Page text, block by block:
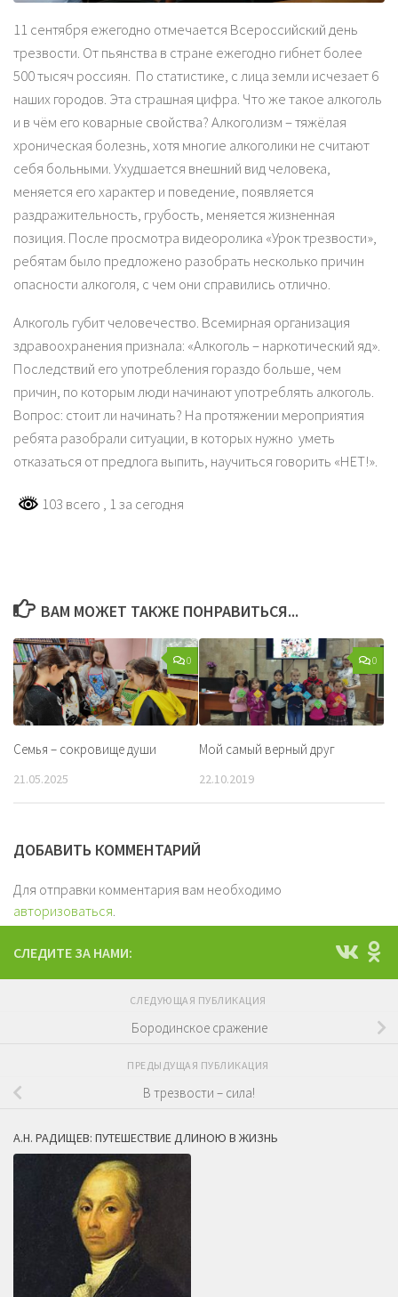
11 сентября ежегодно отмечается Всероссийский день
трезвости. От пьянства в стране ежегодно гибнет более
500 тысяч россиян. По статистике, с лица земли исчезает 6
наших городов. Эта страшная цифра. Что же такое алкоголь
и в чём его коварные свойства? Алкоголизм – тяжёлая
хроническая болезнь, хотя многие алкоголики не считают
себя больными. Ухудшается внешний вид человека,
меняется его характер и поведение, появляется
раздражительность, грубость, меняется жизненная
позиция. После просмотра видеоролика «Урок трезвости»,
ребятам было предложено разобрать несколько причин
опасности алкоголя, с чем они справились отлично.
Алкоголь губит человечество. Всемирная организация
здравоохранения признала: «Алкоголь – наркотический яд».
Последствий его употребления гораздо больше, чем
причин, по которым люди начинают употреблять алкоголь.
Вопрос: стоит ли начинать? На протяжении мероприятия
ребята разобрали ситуации, в которых нужно уметь
отказаться от предлога выпить, научиться говорить «НЕТ!».
103 всего , 1 за сегодня
ВАМ МОЖЕТ ТАКЖЕ ПОНРАВИТЬСЯ...
0
Семья – сокровище души
21.05.2025
0
Мой самый верный друг
22.10.2019
ДОБАВИТЬ КОММЕНТАРИЙ
Для отправки комментария вам необходимо
авторизоваться.
СЛЕДИТЕ ЗА НАМИ:
СЛЕДУЮЩАЯ ПУБЛИКАЦИЯ
Бородинское сражение
ПРЕДЫДУЩАЯ ПУБЛИКАЦИЯ
В трезвости – сила!
А.Н. РАДИЩЕВ: ПУТЕШЕСТВИЕ ДЛИНОЮ В ЖИЗНЬ